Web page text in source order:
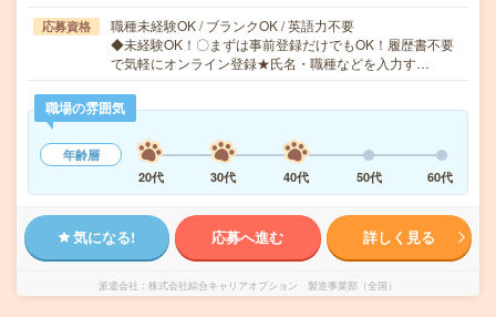
応募資格
職種未経験OK / ブランクOK / 英語力不要
◆未経験OK！〇まずは事前登録だけでもOK！履歴書不要
で気軽にオンライン登録★氏名・職種などを入力す…
職場の雰囲気
年齢層
20代
30代 40代 50代 60代
気になる! 応募へ進む 詳しく見る
派遣会社 株式会社綜合キャリアオプション 製造事業部（全国）